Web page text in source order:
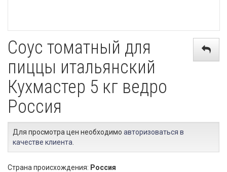
Соус томатный для
пиццы итальянский
Кухмастер 5 кг ведро
Россия
Для просмотра цен необходимо авторизоваться в
качестве клиента
Страна происхождения: Россия